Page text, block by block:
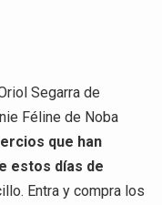
Segarra de
Féline de Noba
que han
estos días de
Entra y compra los